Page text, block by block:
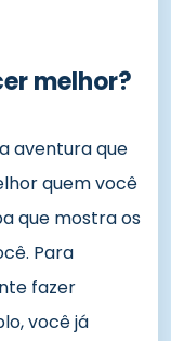
melhor?
aventura que
quem você
que mostra os
Para
fazer
você já